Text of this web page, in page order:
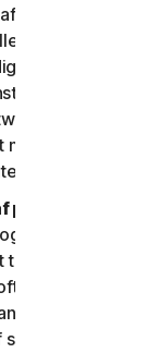
tjenestens
den seneste
accepterer du, at
nye
når de stilles
modtage og giver
og
piratkopiering af
at forhindre
Du
til at
(f.eks.